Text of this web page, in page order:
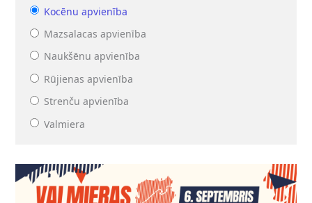
Kocēnu apvienība
Mazsalacas apvienība
Naukšēnu apvienība
Rūjienas apvienība
Strenču apvienība
Valmiera